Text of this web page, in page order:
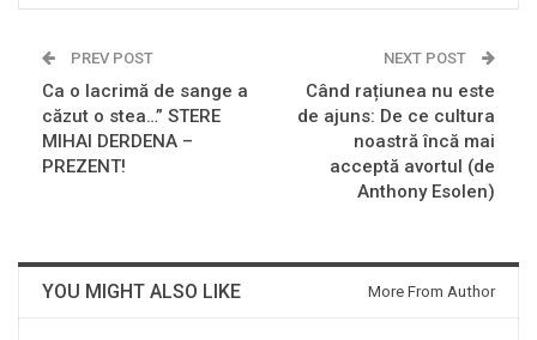
PREV POST
Ca o lacrimă de sange a
căzut o stea…” STERE
MIHAI DERDENA –
PREZENT!
NEXT POST
Când rațiunea nu este
de ajuns: De ce cultura
noastră încă mai
acceptă avortul (de
Anthony Esolen)
YOU MIGHT ALSO LIKE More From Author